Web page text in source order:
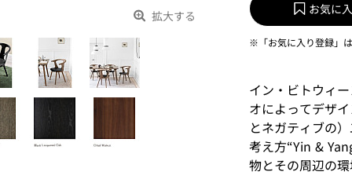
拡大する お気に
※「お気に入り登録」
イン・ビトウィ
オによってデザ
とネガティブの
考え方“Yin &
物とその周辺の